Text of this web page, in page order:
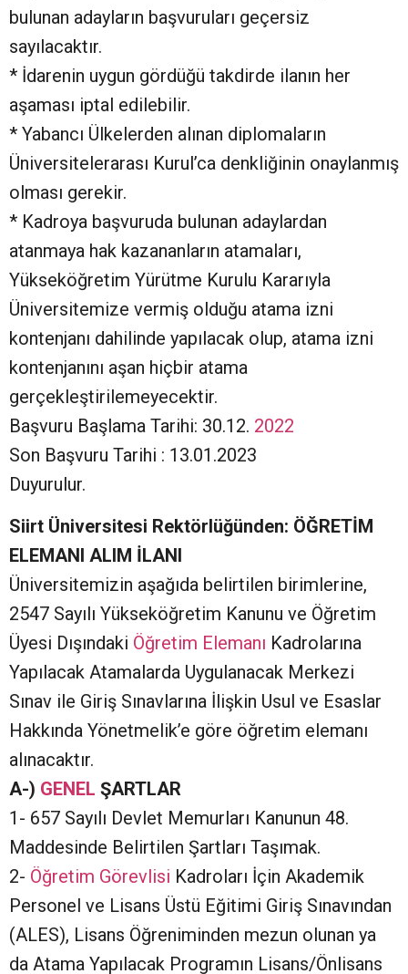
bulunan adayların başvuruları geçersiz
sayılacaktır.
* İdarenin uygun gördüğü takdirde ilanın her
aşaması iptal edilebilir.
* Yabancı Ülkelerden alınan diplomaların
Üniversitelerarası Kurul’ca denkliğinin onaylanmış
olması gerekir.
* Kadroya başvuruda bulunan adaylardan
atanmaya hak kazananların atamaları,
Yükseköğretim Yürütme Kurulu Kararıyla
Üniversitemize vermiş olduğu atama izni
kontenjanı dahilinde yapılacak olup, atama izni
kontenjanını aşan hiçbir atama
gerçekleştirilemeyecektir.
Başvuru Başlama Tarihi: 30.12. 2022
Son Başvuru Tarihi : 13.01.2023
Duyurulur.
Siirt Üniversitesi Rektörlüğünden: ÖĞRETİM
ELEMANI ALIM İLANI
Üniversitemizin aşağıda belirtilen birimlerine,
2547 Sayılı Yükseköğretim Kanunu ve Öğretim
Üyesi Dışındaki Öğretim Elemanı Kadrolarına
Yapılacak Atamalarda Uygulanacak Merkezi
Sınav ile Giriş Sınavlarına İlişkin Usul ve Esaslar
Hakkında Yönetmelik’e göre öğretim elemanı
alınacaktır.
A-) GENEL ŞARTLAR
1- 657 Sayılı Devlet Memurları Kanunun 48.
Maddesinde Belirtilen Şartları Taşımak.
2- Öğretim Görevlisi Kadroları İçin Akademik
Personel ve Lisans Üstü Eğitimi Giriş Sınavından
(ALES), Lisans Öğreniminden mezun olunan ya
da Atama Yapılacak Programın Lisans/Önlisans